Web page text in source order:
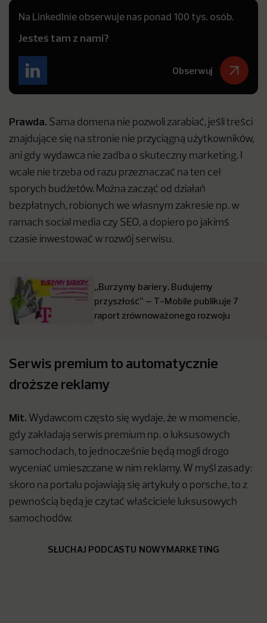
Na LinkedInie obserwuje nas ponad 100 tys. osób.
Jesteś tam z nami?
Obserwuj
Prawda. Sama domena nie pozwoli zarabiać, jeśli treści
znajdujące się na stronie nie przyciągną użytkowników,
ani gdy wydawca nie zadba o skuteczny marketing. I
wcale nie trzeba od razu przeznaczać na ten cel
sporych budżetów. Można zacząć od działań
bezpłatnych, robionych we własnym zakresie np. w
ramach social media czy SEO, a dopiero po jakimś
czasie inwestować w rozwój serwisu.
„Burzymy bariery. Budujemy
przyszłość” – T-Mobile publikuje 7
raport zrównoważonego rozwoju
Serwis premium to automatycznie
droższe reklamy
Mit. Wydawcom często się wydaje, że w momencie,
gdy zakładają serwis premium np. o luksusowych
samochodach, to jednocześnie będą mogli drogo
wyceniać umieszczane w nim reklamy. W myśl zasady:
skoro na portalu pojawiają się artykuły o porsche, to z
pewnością będą je czytać właściciele luksusowych
samochodów.
SŁUCHAJ PODCASTU NOWYMARKETING